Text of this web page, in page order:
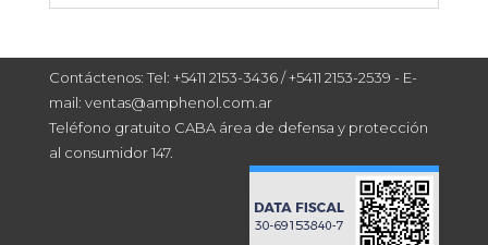
Contáctenos: Tel: +5411 2153-3436 / +5411 2153-2539 - E-
mail: ventas@amphenol.com.ar
Teléfono gratuito CABA área de defensa y protección
al consumidor 147.